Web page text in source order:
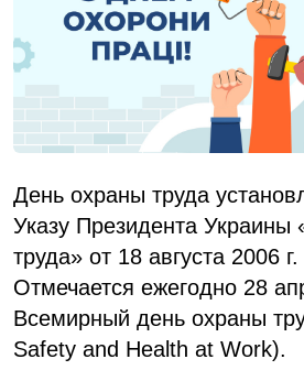
День охраны труда
Указу Президента
труда» от 18 августа 2006
Отмечается ежегодно 28
Всемирный день охраны
Safety and Health at Work).